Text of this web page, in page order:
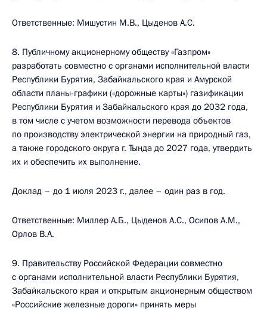
Ответственные: Мишустин М.В., Цыденов А.С.
8. Публичному акционерному обществу «Газпром»
разработать совместно с органами исполнительной власти
Республики Бурятия, Забайкальского края и Амурской
области планы-графики («дорожные карты») газификации
Республики Бурятия и Забайкальского края до 2032 года,
в том числе с учетом возможности перевода объектов
по производству электрической энергии на природный газ,
а также городского округа г. Тында до 2027 года, утвердить
их и обеспечить их выполнение.
Доклад – до 1 июля 2023 г., далее – один раз в год.
Ответственные: Миллер А.Б., Цыденов А.С., Осипов А.М.,
Орлов В.А.
9. Правительству Российской Федерации совместно
с органами исполнительной власти Республики Бурятия,
Забайкальского края и открытым акционерным обществом
«Российские железные дороги» принять меры